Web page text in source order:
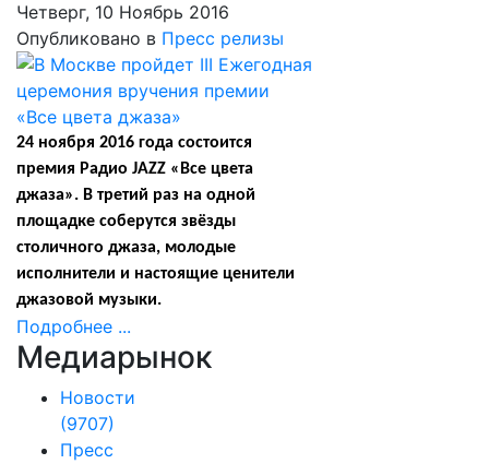
Четверг, 10 Ноябрь 2016
Опубликовано в Пресс релизы
24 ноября 2016 года состоится
премия Радио JAZZ «Все цвета
джаза». В третий раз на одной
площадке соберутся звёзды
столичного джаза, молодые
исполнители и настоящие ценители
джазовой музыки.
Подробнее ...
Медиарынок
Новости
(9707)
Пресс